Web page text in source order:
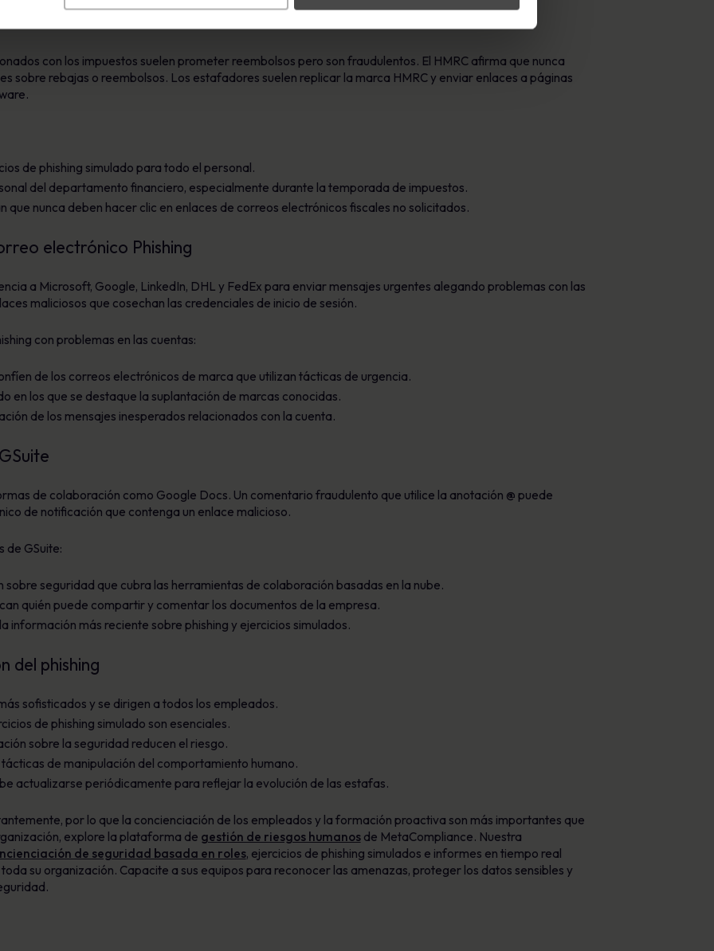
con los impuestos suelen prometer reembolsos pero son fraudulentos. El HMRC afirma que nunca
sobre rebajas o reembolsos. Los estafadores suelen replicar la marca HMRC y enviar enlaces a páginas
de phishing simulado para todo el personal.
del departamento financiero, especialmente durante la temporada de impuestos.
que nunca deben hacer clic en enlaces de correos electrónicos fiscales no solicitados.
electrónico Phishing
a Microsoft, Google, LinkedIn, DHL y FedEx para enviar mensajes urgentes alegando problemas con las
maliciosos que cosechan las credenciales de inicio de sesión.
con problemas en las cuentas:
de los correos electrónicos de marca que utilizan tácticas de urgencia.
en los que se destaque la suplantación de marcas conocidas.
de los mensajes inesperados relacionados con la cuenta.
de colaboración como Google Docs. Un comentario fraudulento que utilice la anotación @ puede
de notificación que contenga un enlace malicioso.
de GSuite:
seguridad que cubra las herramientas de colaboración basadas en la nube.
quién puede compartir y comentar los documentos de la empresa.
información más reciente sobre phishing y ejercicios simulados.
del phishing
sofisticados y se dirigen a todos los empleados.
de phishing simulado son esenciales.
sobre la seguridad reducen el riesgo.
de manipulación del comportamiento humano.
actualizarse periódicamente para reflejar la evolución de las estafas.
por lo que la concienciación de los empleados y la formación proactiva son más importantes que
explore la plataforma de gestión de riesgos humanosde MetaCompliance. Nuestra
de seguridad basada en roles, ejercicios de phishing simulados e informes en tiempo real
su organización. Capacite a sus equipos para reconocer las amenazas, proteger los datos sensibles y